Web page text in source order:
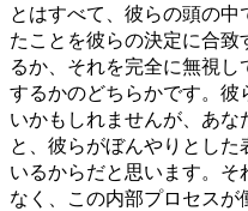
とはすべて、彼らの頭の
たことを彼らの決定に合
るか、それを完全に無視
するかのどちらかです。
いかもしれませんが、あな
と、彼らがぼんやりとし
いるからだと思います。
なく、この内部プロセスが